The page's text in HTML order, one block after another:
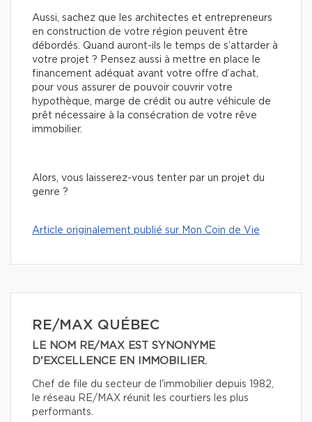
Aussi, sachez que les architectes et entrepreneurs
en construction de votre région peuvent être
débordés. Quand auront-ils le temps de s’attarder à
votre projet ? Pensez aussi à mettre en place le
financement adéquat avant votre offre d’achat,
pour vous assurer de pouvoir couvrir votre
hypothèque, marge de crédit ou autre véhicule de
prêt nécessaire à la consécration de votre rêve
immobilier.
Alors, vous laisserez-vous tenter par un projet du
genre ?
Article originalement publié sur Mon Coin de Vie
RE/MAX QUÉBEC
LE NOM RE/MAX EST SYNONYME
D'EXCELLENCE EN IMMOBILIER.
Chef de file du secteur de l'immobilier depuis 1982,
le réseau RE/MAX réunit les courtiers les plus
performants.